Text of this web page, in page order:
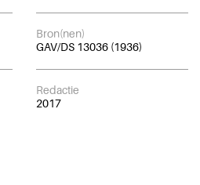
Bron(nen)
GAV/DS 13036 (1936)
Redactie
2017